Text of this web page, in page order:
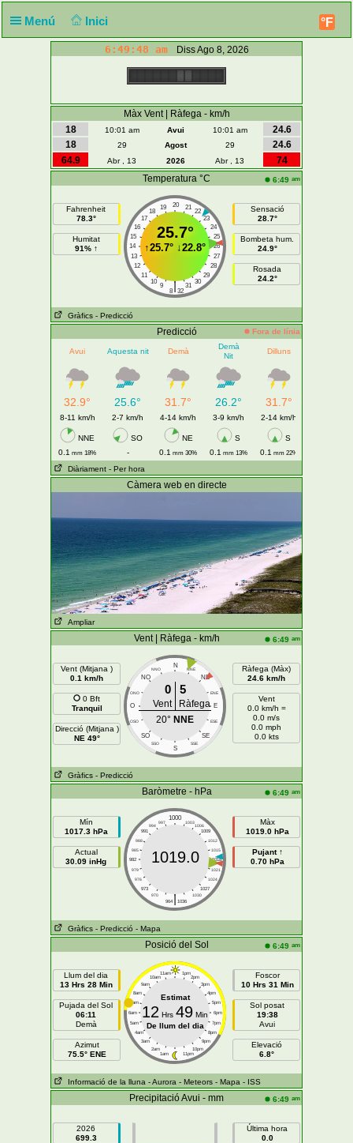
Menú Inici °F
6:49:49 am Diss Ago 8, 2026
Màx Vent | Ràfega - km/h
18
10:01 am Avui 10:01 am
24.6
18
29 Agost 29
24.6
64.9
Abr , 13 2026 Abr , 13
74
Temperatura °C
6:49 am
Fahrenheit
78.3°
Humitat
91% ↑
20
19 21
18
22
17
23
16
24
15
25
14
26
13
27
12
28
11
29
10
30
9 31
|
8 32
25.7°
↑25.7° ↓22.8°
Sensació
28.7°
Bombeta hum.
24.9°
Rosada
24.2°
Gràfics - Predicció
Predicció Fora de línia
Avui Aquesta nit Demà
Demà
Nit
Dilluns
32.9° 25.6° 31.7° 26.2° 31.7°
8-11 km/h 2-7 km/h 4-14 km/h 3-9 km/h 2-14 km/h
NNE SO NE S
S
0.1 mm 18% - 0.1 mm 30% 0.1 mm 13% 0.1 mm 22%
Diàriament - Per hora
Càmera web en directe
Ampliar
Vent | Ràfega - km/h 6:49 am
Vent (Mitjana )
0.1 km/h
0 Bft
Tranquil
Direcció (Mitjana )
NE 49°
N
NNO NNE
NO NE
ONO ENE
O E
OSO ESE
SO SE
SSO SSE
S
0 5
Vent
Ràfega
20° NNE
Ràfega (Màx)
24.6 km/h
Vent
0.0 km/h =
0.0 m/s
0.0 mph
0.0 kts
Gràfics - Predicció
Baròmetre - hPa 6:49 am
Mín
1017.3 hPa
Actual
30.09 inHg
1000
997 1003
994
1006
991
1009
988
1012
985
1015
982
1018
979
1021
976
1024
973
1027
970
1030
|
964 1036
1019.0
Màx
1019.0 hPa
Pujant ↑
0.70 hPa
Gràfics - Predicció - Mapa
Posició del Sol 6:49 am
Llum del dia
13 Hrs 28 Min
Pujada del Sol
06:11
Demà
Azimut
75.5° ENE
11am 1pm
10am 2pm
9am 3pm
8am 4pm
7am 5pm
6am 6pm
5am 7pm
4am 8pm
3am 9pm
2am 10pm
1am 11pm
Estimat
12 Hrs 49 Min
De llum del dia
Foscor
10 Hrs 31 Min
Sol posat
19:38
Avui
Elevació
6.8°
Informació de la lluna - Aurora - Meteors - Mapa - ISS
Precipitació Avui - mm 6:49 am
2026
699.3
Última hora
0.0